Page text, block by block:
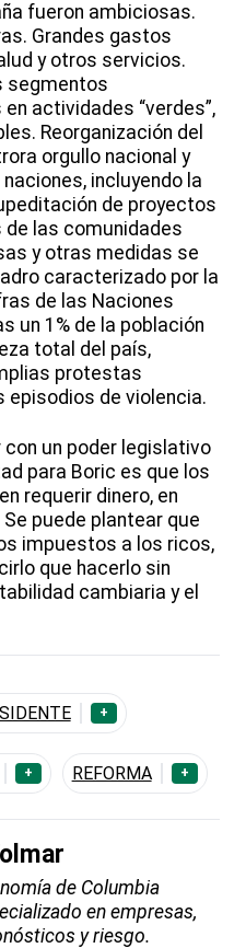
fueron ambiciosas.
Grandes gastos
y otros servicios.
segmentos
actividades “verdes”,
Reorganización del
orgullo nacional y
incluyendo la
de proyectos
las comunidades
y otras medidas se
caracterizado por la
de las Naciones
un 1% de la población
total del país,
protestas
episodios de violencia.
un poder legislativo
para Boric es que los
requerir dinero, en
puede plantear que
impuestos a los ricos,
que hacerlo sin
cambiaria y el
+
+ REFORMA +
de Columbia
en empresas,
y riesgo.